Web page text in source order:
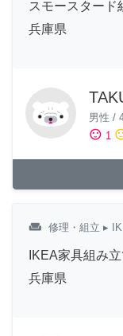
スモースタード
兵庫県
男性 /
sentiment_satisfied 1
weekend 修理・組立 ▸
IKEA家具組み
兵庫県